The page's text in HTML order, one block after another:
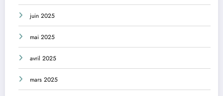
juin 2025
mai 2025
avril 2025
mars 2025